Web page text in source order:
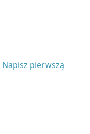
Napisz pierwszą